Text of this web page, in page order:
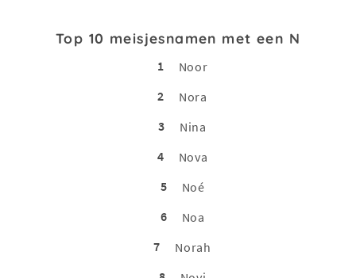
Top 10 meisjesnamen met een N
1
Noor
2
Nora
3
Nina
4
Nova
5
Noé
6
Noa
7
Norah